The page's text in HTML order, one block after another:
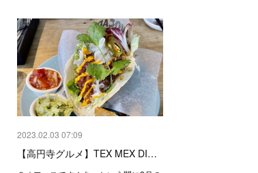
2023.02.03 07:09
【高円寺グルメ】TEX MEX DI…